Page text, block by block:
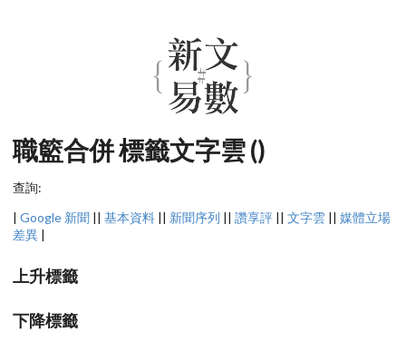
職籃合併 標籤文字雲 ()
查詢:
| Google 新聞 || 基本資料 || 新聞序列 || 讚享評 || 文字雲 || 媒體立場
差異 |
上升標籤
下降標籤